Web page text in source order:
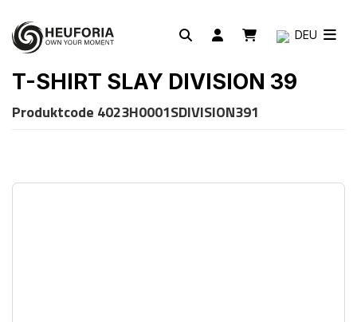
DEU
T-SHIRT SLAY DIVISION 39
Produktcode 4023H0001SDIVISION391